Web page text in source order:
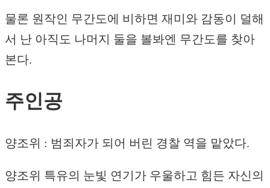
물론 원작인 무간도에 비하면 재미와 감동이 덜해
서 난 아직도 나머지 둘을 볼봐엔 무간도를 찾아
본다.
주인공
양조위 : 범죄자가 되어 버린 경찰 역을 맡았다.
양조위 특유의 눈빛 연기가 우울하고 힘든 자신의